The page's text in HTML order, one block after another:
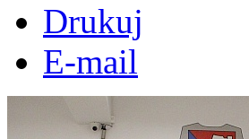
Drukuj
E-mail